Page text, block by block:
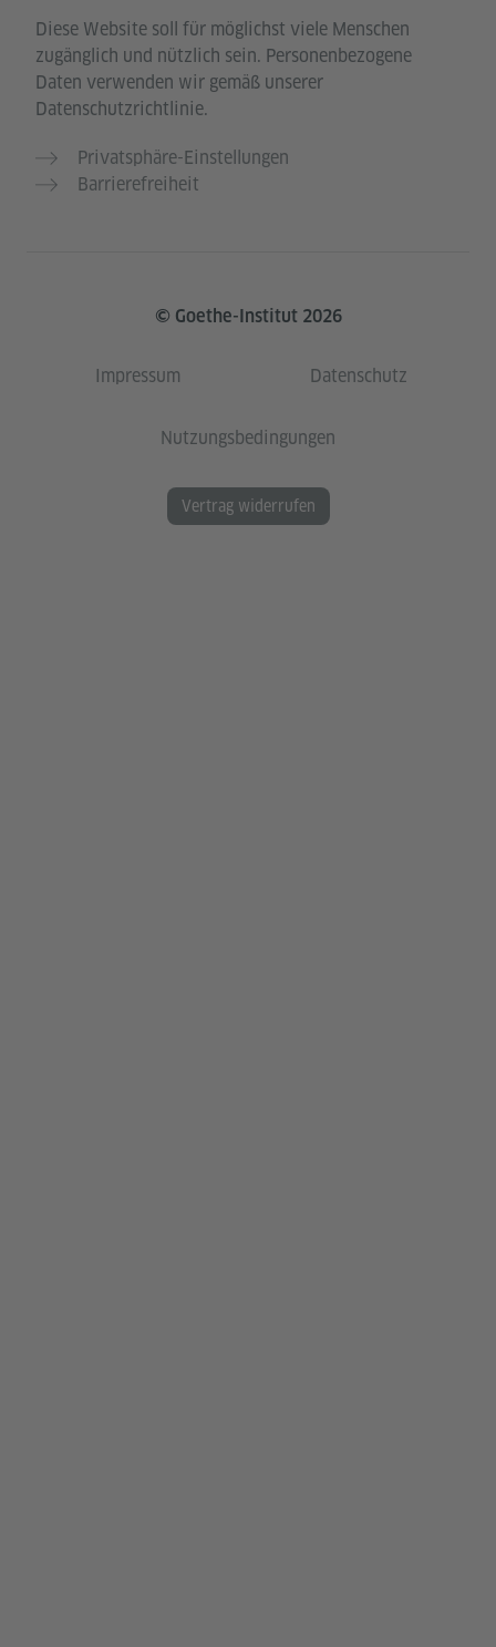
Diese Website soll für möglichst viele Menschen
zugänglich und nützlich sein. Personenbezogene
Daten verwenden wir gemäß unserer
Datenschutzrichtlinie.
Privatsphäre-Einstellungen
Barrierefreiheit
© Goethe-Institut 2026
Impressum Datenschutz
Nutzungsbedingungen
Vertrag widerrufen